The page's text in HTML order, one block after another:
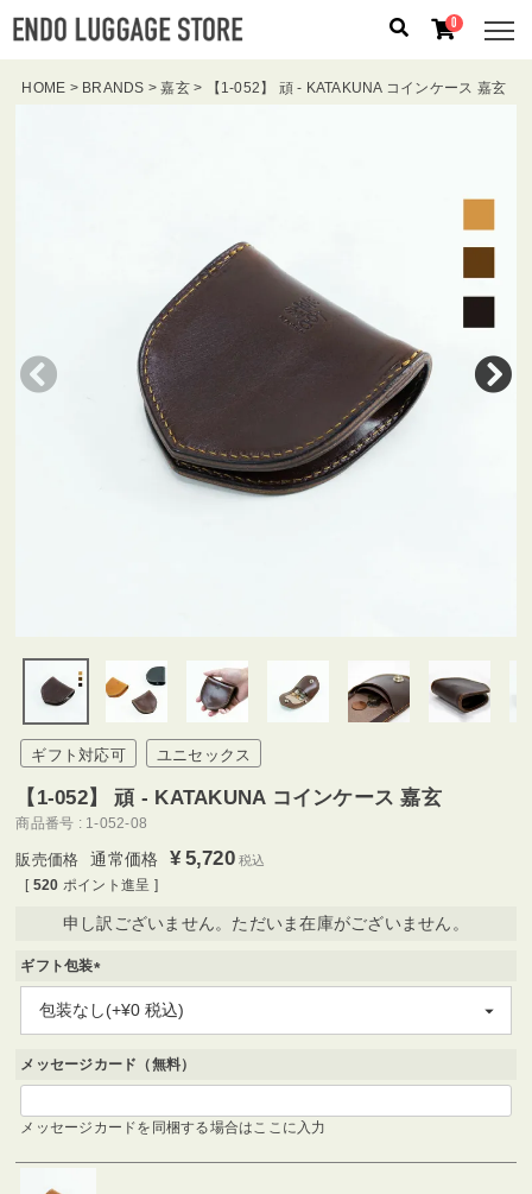
ブランドから探す
容量から探す
泊数から探す
円 〜
検索する
0
HOME BRANDS 嘉玄 【1-052】 頑 - KATAKUNA コインケース 嘉玄
ギフト対応可 ユニセックス
【1-052】 頑 - KATAKUNA コインケース 嘉玄
商品番号 1-052-08
通常価格 ¥5,720 税込
[ 520 ポイント進呈 ]
申し訳ございません。ただいま在庫がございません。
ギフト包装
(
必
須
メッセージカード（無料）
メッセージカードを同梱する場合はここに入力